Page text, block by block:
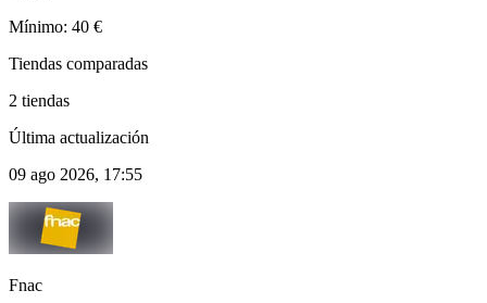
Mínimo: 40 €
Tiendas comparadas
2 tiendas
Última actualización
09 ago 2026, 17:55
Fnac